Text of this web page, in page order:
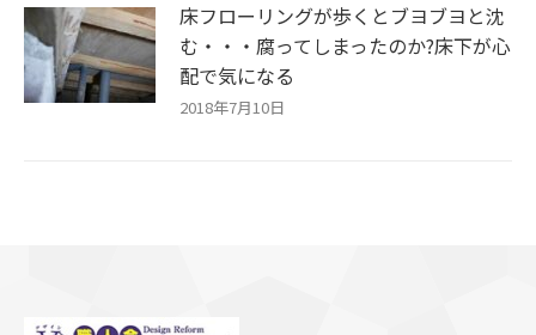
床フローリングが歩くとブヨブヨと沈
む・・・腐ってしまったのか?床下が心
配で気になる
2018年7月10日